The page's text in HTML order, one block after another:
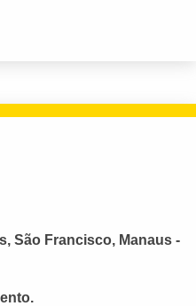
São Francisco, Manaus -